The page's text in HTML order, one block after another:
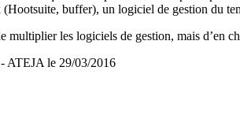
(Hootsuite, buffer), un logiciel de gestion du
multiplier les logiciels de gestion, mais d’en
- ATEJA le 29/03/2016